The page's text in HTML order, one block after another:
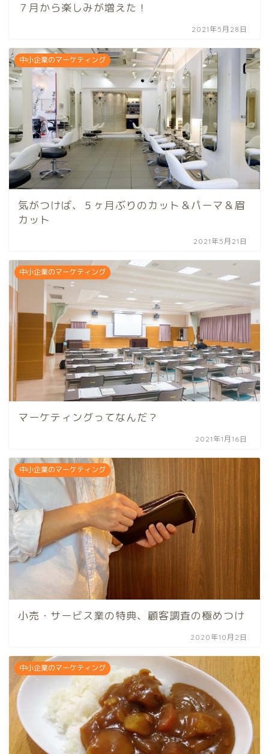
７月から楽しみが増えた！
2021年5月28日
中小企業のマーケティング
気がつけば、５ヶ月ぶりのカット＆パーマ＆眉
カット
2021年5月21日
中小企業のマーケティング
マーケティングってなんだ？
2021年1月16日
中小企業のマーケティング
小売・サービス業の特典、顧客調査の極めつけ
2020年10月2日
中小企業のマーケティング